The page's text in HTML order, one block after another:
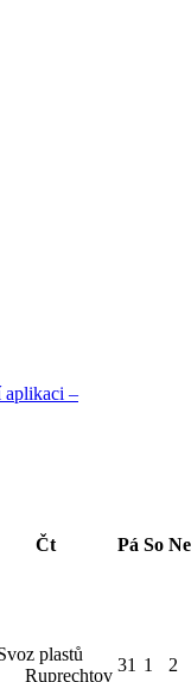
aplikaci –
Čt Pá So Ne
plastů
Ruprechtov
31 1 2